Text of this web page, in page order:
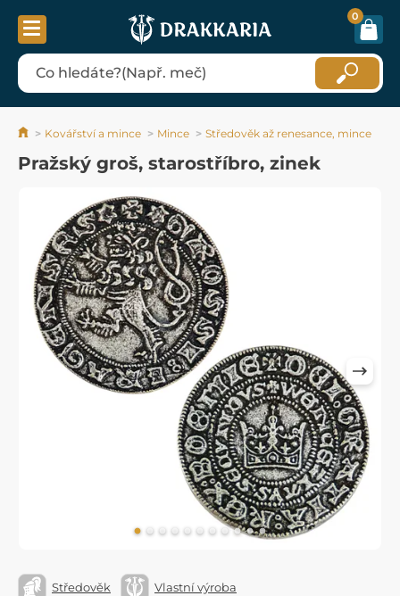
0
Kovářství a mince Mince Středověk až renesance, mince
Pražský groš, starostříbro, zinek
Středověk Vlastní výroba